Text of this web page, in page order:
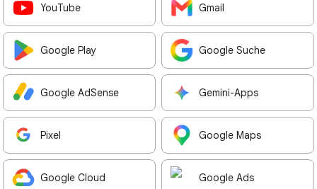
YouTube Gmail
Google Play Google Suche
Google AdSense Gemini-Apps
Pixel Google Maps
Google Cloud Google Ads